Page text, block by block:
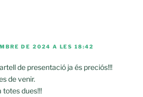
DE 2024 A LES 18:42
de presentació ja és preciós!!!
de venir.
totes dues!!!